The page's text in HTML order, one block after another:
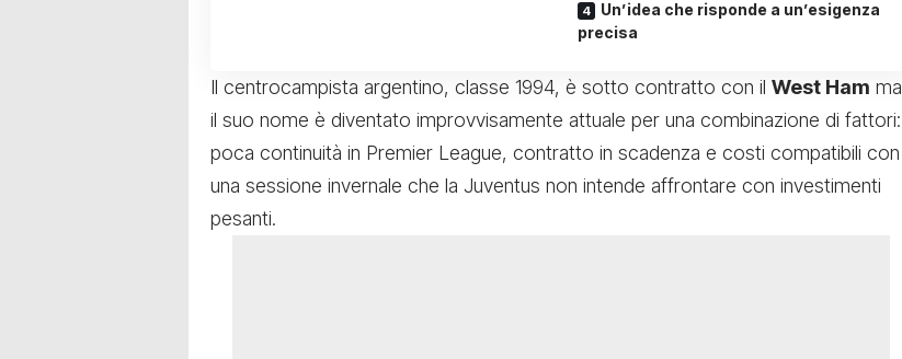
Un’idea che risponde a un’esigenza
precisa
Il centrocampista argentino, classe 1994, è sotto contratto con il West Ham ma
il suo nome è diventato improvvisamente attuale per una combinazione di fattori:
poca continuità in Premier League, contratto in scadenza e costi compatibili con
una sessione invernale che la Juventus non intende affrontare con investimenti
pesanti.